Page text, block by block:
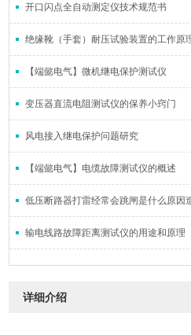
开口闪点全自动测定仪技术规范书
绝缘靴（手套）耐压试验装置的工作原
【端懿电气】微机继电保护测试仪
变压器直流电阻测试仪的保养小窍门
风电接入继电保护问题研究
【端懿电气】电缆故障测试仪的概述
低压断路器打雷经常会跳闸是什么原因
输电线路故障距离测试仪的用途和原理
详细介绍